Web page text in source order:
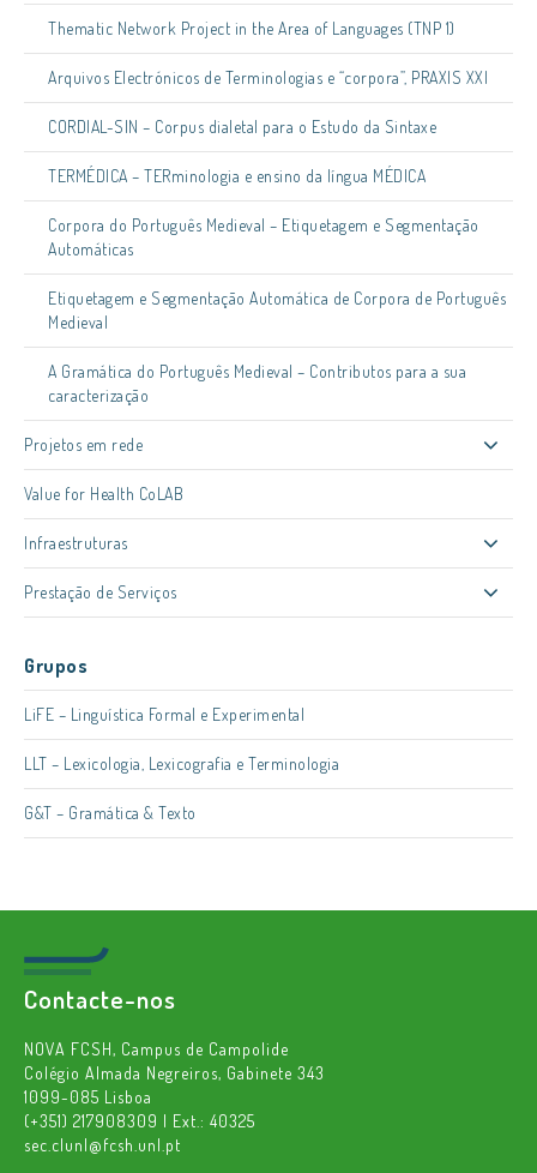
Thematic Network Project in the Area of Languages (TNP 1)
Arquivos Electrónicos de Terminologias e “corpora”, PRAXIS XXI
CORDIAL-SIN – Corpus dialetal para o Estudo da Sintaxe
TERMÉDICA – TERminologia e ensino da língua MÉDICA
Corpora do Português Medieval – Etiquetagem e Segmentação
Automáticas
Etiquetagem e Segmentação Automática de Corpora de Português
Medieval
A Gramática do Português Medieval – Contributos para a sua
caracterização
Projetos em rede
Value for Health CoLAB
Infraestruturas
Prestação de Serviços
Grupos
LiFE – Linguística Formal e Experimental
LLT – Lexicologia, Lexicografia e Terminologia
G&T – Gramática & Texto
Contacte-nos
NOVA FCSH, Campus de Campolide
Colégio Almada Negreiros, Gabinete 343
1099-085 Lisboa
(+351) 217908309 | Ext.: 40325
sec.clunl@fcsh.unl.pt